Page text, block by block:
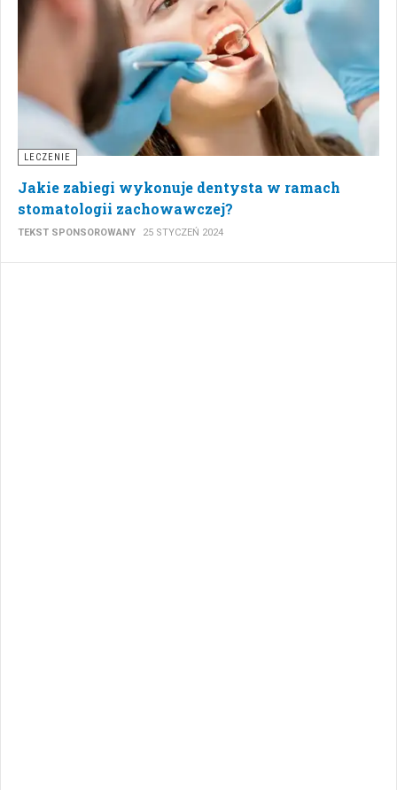
LECZENIE
Jakie zabiegi wykonuje dentysta w ramach
stomatologii zachowawczej?
TEKST SPONSOROWANY 25 STYCZEŃ 2024